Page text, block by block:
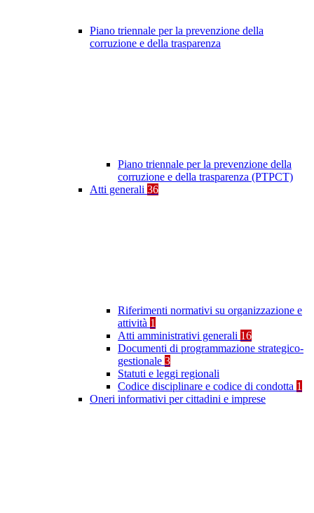
Piano triennale per la prevenzione della
corruzione e della trasparenza
Piano triennale per la prevenzione della
corruzione e della trasparenza (PTPCT)
Atti generali 36
Riferimenti normativi su organizzazione e
attività 1
Atti amministrativi generali 16
Documenti di programmazione strategico-
gestionale 3
Statuti e leggi regionali
Codice disciplinare e codice di condotta 1
Oneri informativi per cittadini e imprese